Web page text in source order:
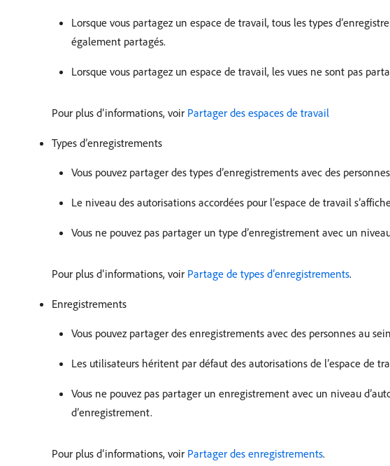
Lorsque vous partagez un espace de travail, tous les types
également partagés.
Lorsque vous partagez un espace de travail, les vues ne sont pas
Pour plus d’informations, voir Partager des espaces de travail
Types d’enregistrements
Vous pouvez partager des types d’enregistrements avec des
Le niveau des autorisations accordées pour l’espace de travail
Vous ne pouvez pas partager un type d’enregistrement avec un
Pour plus d’informations, voir Partage de types d’enregistrements.
Enregistrements
Vous pouvez partager des enregistrements avec des personnes au
Les utilisateurs héritent par défaut des autorisations de l’espace de
Vous ne pouvez pas partager un enregistrement avec un niveau
d’enregistrement.
Pour plus d’informations, voir Partager des enregistrements.